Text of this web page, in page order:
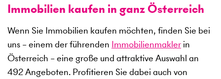
Immobilien kaufen in ganz Österreich
Wenn Sie Immobilien kaufen möchten, finden Sie bei
uns – einem der führenden Immobilienmakler in
Österreich – eine große und attraktive Auswahl an
492Angeboten. Profitieren Sie dabei auch von